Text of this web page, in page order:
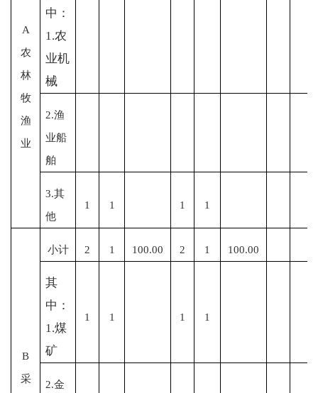
A
农
林
牧
渔
业
中：
1.农
业机
械
2.渔
业船
舶
3.其
他
1 1 1 1
B
采
小计 2 1 100.00 2 1 100.00
其
中：
1.煤
矿
1 1 1 1
2.金